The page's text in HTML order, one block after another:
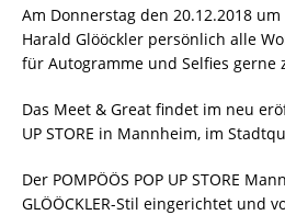
Am Donnerstag den 20.12.2018
Harald Glööckler persönlich alle
für Autogramme und Selfies gerne
Das Meet & Great findet im neu
UP STORE in Mannheim, im
Der POMPÖÖS POP UP STORE
GLÖÖCKLER-Stil eingerichtet und